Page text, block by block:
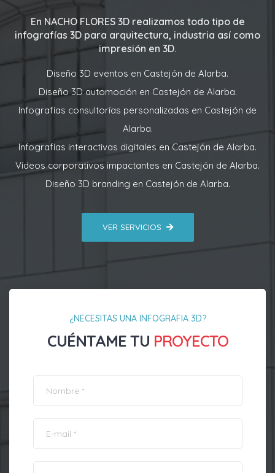
En NACHO FLORES 3Drealizamos todo tipo de
infografías 3D para arquitectura, industria así como
impresión en 3D.
Diseño 3D eventos en Castejón de Alarba.
Diseño 3D automoción en Castejón de Alarba.
Infografías consultorías personalizadas en Castejón de
Alarba.
Infografías interactivas digitales en Castejón de Alarba.
Vídeos corporativos impactantes en Castejón de Alarba.
Diseño 3D branding en Castejón de Alarba.
VER SERVICIOS
¿NECESITAS UNA INFOGRAFIA 3D?
CUÉNTAME TU PROYECTO